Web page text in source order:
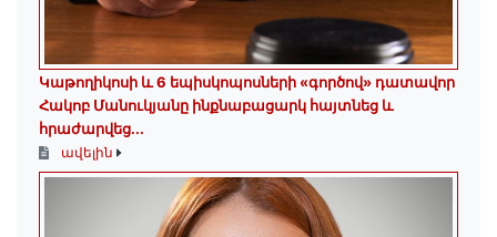
️Կաթողիկոսի և 6 եպիսկոպոսների «գործով» դատավոր
Հակոբ Մանուկյանը ինքնաբացարկ հայտնեց և
հրաժարվեց...
ավելին